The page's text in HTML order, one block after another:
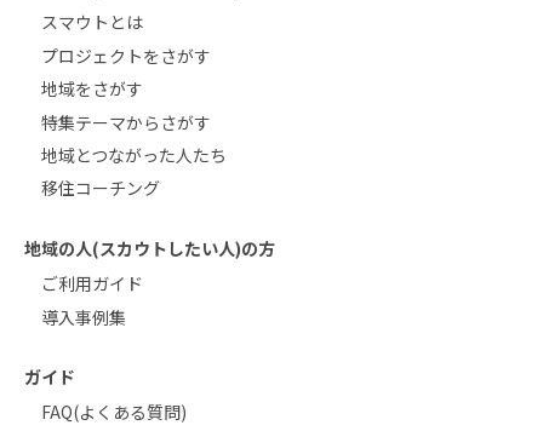
スマウトとは
プロジェクトをさがす
地域をさがす
特集テーマからさがす
地域とつながった人たち
移住コーチング
地域の人(スカウトしたい人)の方
ご利用ガイド
導入事例集
ガイド
FAQ(よくある質問)